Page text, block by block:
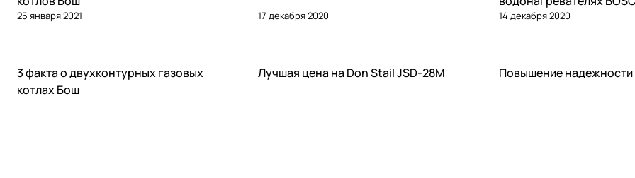
25 января 2021 17 декабря 2020 14 декабря 2020
Советы покупателям
3 факта о двухконтурных газовых
котлах Бош
Советы покупателям
Лучшая цена на Don Stail JSD-28M Советы покупателям
Повышение